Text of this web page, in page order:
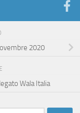
2020
Wala Italia